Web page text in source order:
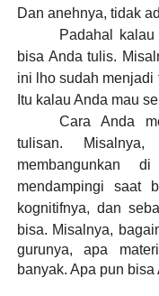
Dan anehnya, tidak
Padahal
bisa Anda tulis.
ini lho sudah menjadi
Itu kalau Anda mau
Cara Anda
tulisan. Misalnya,
membangunkan
mendampingi saat
kognitifnya, dan
bisa. Misalnya,
gurunya, apa
banyak. Apa pun bisa